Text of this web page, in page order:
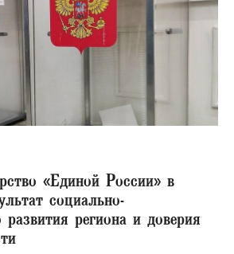
«Единой России» в
социально-
развития региона и доверия